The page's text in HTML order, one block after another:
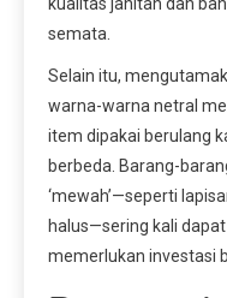
semata.
Selain itu,
warna-warna netral
item dipakai berulang
berbeda. Barang-
‘mewah’—seperti
halus—sering kali
memerlukan investasi